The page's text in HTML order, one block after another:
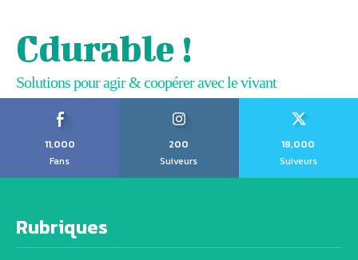
Cdurable !
Solutions pour agir & coopérer avec le vivant
11,000
Fans
200
Suiveurs
18,000
Suiveurs
Rubriques